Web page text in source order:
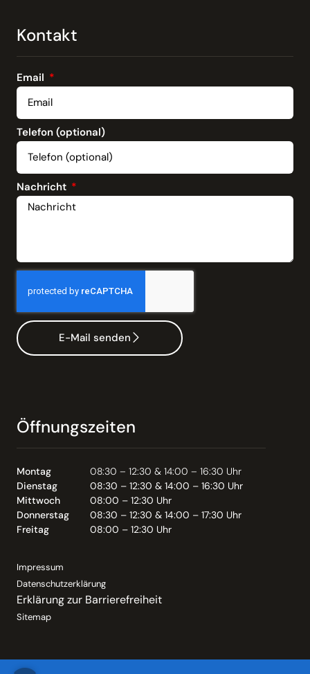
Kontakt
Email
Telefon (optional)
Nachricht
E-Mail senden
Öffnungszeiten
Montag
08:30 – 12:30 & 14:00 – 16:30 Uhr
Dienstag
08:30 – 12:30 & 14:00 – 16:30 Uhr
Mittwoch
08:00 – 12:30 Uhr
Donnerstag
08:30 – 12:30 & 14:00 – 17:30 Uhr
Freitag
08:00 – 12:30 Uhr
Impressum
Datenschutzerklärung
Erklärung zur Barrierefreiheit
Sitemap